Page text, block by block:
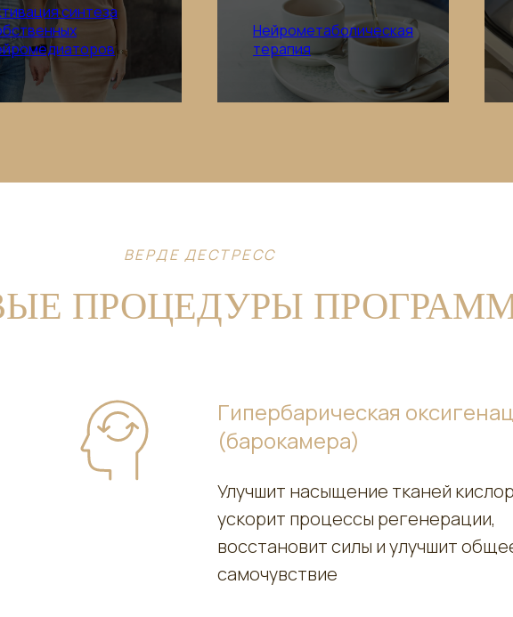
синтеза
Подробнее
Нейрометаболическая
терапия
Подробнее
ВЕРДЕ ДЕСТРЕСС
ПРОЦЕДУРЫ
Гипербарическая
(барокамера)
Улучшит насыщение тканей
ускорит процессы регенерации,
восстановит силы и улучшит
самочувствие